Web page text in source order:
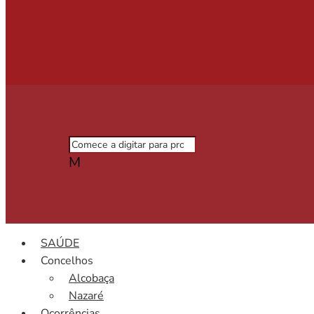
M
SAÚDE
Concelhos
Alcobaça
Nazaré